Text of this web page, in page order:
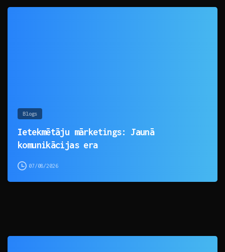
Blogs
Ietekmētāju mārketings: Jaunā
komunikācijas era
07/08/2026